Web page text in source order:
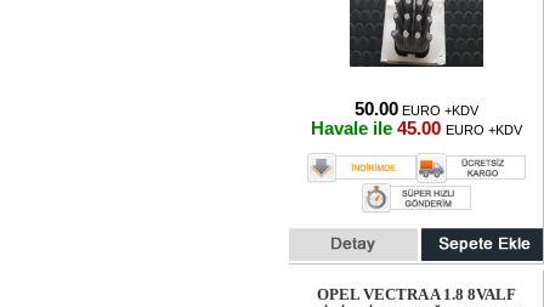
50.00 EURO +KDV
Havale ile 45.00 EURO +KDV
OPEL VECTRA A 1.8 8VALF